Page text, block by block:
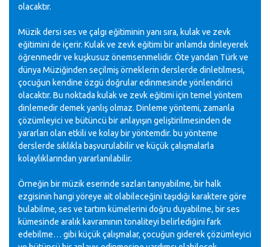
olacaktır.
Müzik dersi ses ve çalgı eğitiminin yanı sıra, kulak ve zevk
eğitimini de içerir. Kulak ve zevk eğitimi bir anlamda dinleyerek
öğrenmedir ve kuşkusuz önemsenmelidir. Öte yandan Türk ve
dünya Müziğinden seçilmiş örneklerin derslerde dinletilmesi,
çocuğun kendine özgü doğrular edinmesinde yönlendirici
olacaktır. Bu noktada kulak ve zevk eğitimi için temel yöntem
dinlemedir demek yanlış olmaz. Dinleme yöntemi, zamanla
çözümleyici ve bütüncü bir anlayışın geliştirilmesinden de
yararları olan etkili ve kolay bir yöntemdir. bu yönteme
derslerde sıklıkla başvurulabilir ve küçük çalışmalarla
kolaylıklarından yararlanılabilir.
Örneğin bir müzik eserinde sazları tanıyabilme, bir halk
ezgisinin hangi yöreye ait olabileceğini taşıdığı karaktere göre
bulabilme, ses ve tartım kümelerini doğru duyabilme, bir ses
kümesinde aralık kavramının tonaliteyi belirlediğini fark
edebilme… gibi küçük çalışmalar, çocuğun giderek çözümleyici